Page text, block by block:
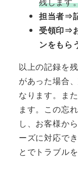
担当者⇒
受領印⇒
ンをもら
以上の記録を
があった場合
なります。ま
ます。この忘
し、お客様か
ーズに対応で
とでトラブル